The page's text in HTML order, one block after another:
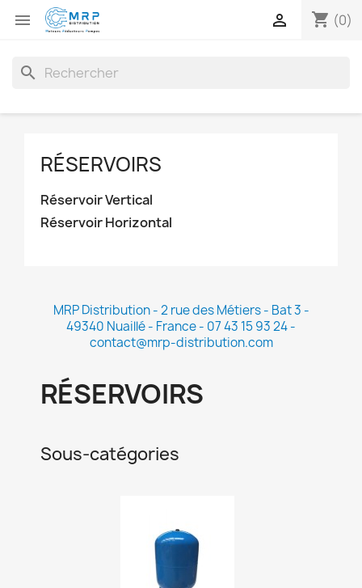
 shopping_cart (0)

search
RÉSERVOIRS
Réservoir Vertical
Réservoir Horizontal
MRP Distribution - 2 rue des Métiers - Bat 3 -
49340 Nuaillé - France - 07 43 15 93 24 -
contact@mrp-distribution.com
RÉSERVOIRS
Sous-catégories